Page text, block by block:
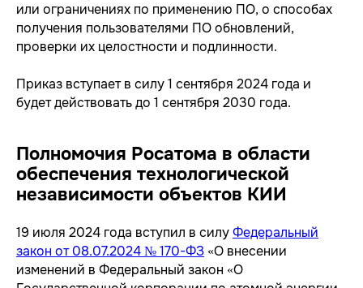
или ограничениях по применению ПО, о способах
получения пользователями ПО обновлений,
проверки их целостности и подлинности.
Приказ вступает в силу 1 сентября 2024 года и
будет действовать до 1 сентября 2030 года.
Полномочия Росатома в области
обеспечения технологической
независимости объектов КИИ
19 июля 2024 года вступил в силуФедеральный
закон от 08.07.2024 № 170-ФЗ «О внесении
изменений в Федеральный закон «О